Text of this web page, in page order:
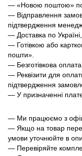
— «Новою поштою» по
— Відправлення
підтвердження
— Доставка по
— Готівкою або
пошти».
— Безготівкова
— Реквізити для
підтвердження
— У призначенні
— Ми працюємо з
— Якщо на товар
умови уточнюйте в
— Перевіряйте